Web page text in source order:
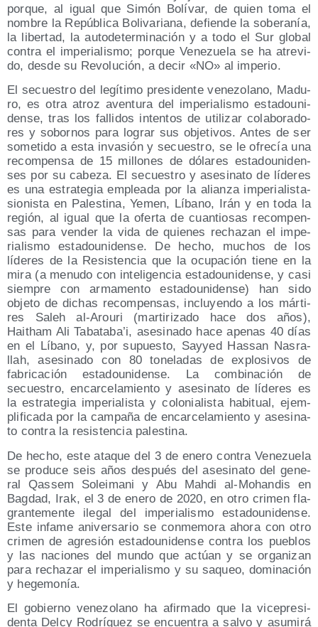
por­que, al igual que Simón Bolí­var, de quien toma el
nom­bre la Repú­bli­ca Boli­va­ria­na, defien­de la sobe­ra­nía,
la liber­tad, la auto­de­ter­mi­na­ción y a todo el Sur glo­bal
con­tra el impe­ria­lis­mo; por­que Vene­zue­la se ha atre­vi­
do, des­de su Revo­lu­ción, a decir «NO» al imperio.
El secues­tro del legí­ti­mo pre­si­den­te vene­zo­lano, Madu­
ro, es otra atroz aven­tu­ra del impe­ria­lis­mo esta­dou­ni­
den­se, tras los falli­dos inten­tos de uti­li­zar cola­bo­ra­do­
res y sobor­nos para lograr sus obje­ti­vos. Antes de ser
some­ti­do a esta inva­sión y secues­tro, se le ofre­cía una
recom­pen­sa de 15 millo­nes de dóla­res esta­dou­ni­den­
ses por su cabe­za. El secues­tro y ase­si­na­to de líde­res
es una estra­te­gia emplea­da por la alian­za impe­ria­lis­ta-
sio­nis­ta en Pales­ti­na, Yemen, Líbano, Irán y en toda la
región, al igual que la ofer­ta de cuan­tio­sas recom­pen­
sas para ven­der la vida de quie­nes recha­zan el impe­
ria­lis­mo esta­dou­ni­den­se. De hecho, muchos de los
líde­res de la Resis­ten­cia que la ocu­pa­ción tie­ne en la
mira (a menu­do con inte­li­gen­cia esta­dou­ni­den­se, y casi
siem­pre con arma­men­to esta­dou­ni­den­se) han sido
obje­to de dichas recom­pen­sas, inclu­yen­do a los már­ti­
res Saleh al-Arou­ri (mar­ti­ri­za­do hace dos años),
Haitham Ali Tabataba’i, ase­si­na­do hace ape­nas 40 días
en el Líbano, y, por supues­to, Say­yed Has­san Nas­ra­
llah, ase­si­na­do con 80 tone­la­das de explo­si­vos de
fabri­ca­ción esta­dou­ni­den­se. La com­bi­na­ción de
secues­tro, encar­ce­la­mien­to y ase­si­na­to de líde­res es
la estra­te­gia impe­ria­lis­ta y colo­nia­lis­ta habi­tual, ejem­
pli­fi­ca­da por la cam­pa­ña de encar­ce­la­mien­to y ase­si­na­
to con­tra la resis­ten­cia palestina.
De hecho, este ata­que del 3 de enero con­tra Vene­zue­la
se pro­du­ce seis años des­pués del ase­si­na­to del gene­
ral Qas­sem Solei­ma­ni y Abu Mah­di al-Mohan­dis en
Bag­dad, Irak, el 3 de enero de 2020, en otro cri­men fla­
gran­te­men­te ile­gal del impe­ria­lis­mo esta­dou­ni­den­se.
Este infa­me ani­ver­sa­rio se con­me­mo­ra aho­ra con otro
cri­men de agre­sión esta­dou­ni­den­se con­tra los pue­blos
y las nacio­nes del mun­do que actúan y se orga­ni­zan
para recha­zar el impe­ria­lis­mo y su saqueo, domi­na­ción
y hegemonía.
El gobierno vene­zo­lano ha afir­ma­do que la vice­pre­si­
den­ta Delcy Rodrí­guez se encuen­tra a sal­vo y asu­mi­rá